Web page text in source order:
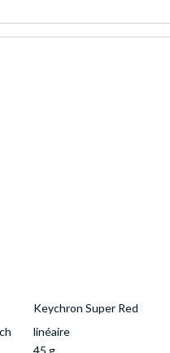
Keychron Super Red
linéaire